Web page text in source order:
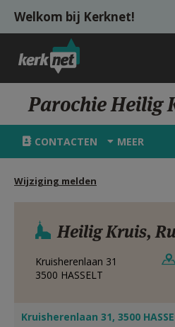
Overslaan en naar de inhoud gaan
Welkom bij Kerknet!
STARTPAGINA
KERK
VIERINGEN
SHOP
MIJN PAROCHIE
Parochie Heilig
CONTACTEN MEER
Wijziging melden
Heilig Kruis,
Kruisherenlaan 31
3500 HASSELT
Kruisherenlaan 31, 3500